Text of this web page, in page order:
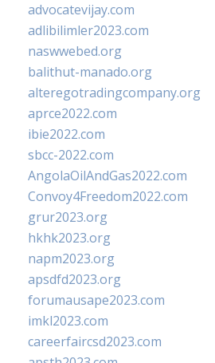
advocatevijay.com
adlibilimler2023.com
naswwebed.org
balithut-manado.org
alteregotradingcompany.org
aprce2022.com
ibie2022.com
sbcc-2022.com
AngolaOilAndGas2022.com
Convoy4Freedom2022.com
grur2023.org
hkhk2023.org
napm2023.org
apsdfd2023.org
forumausape2023.com
imkl2023.com
careerfaircsd2023.com